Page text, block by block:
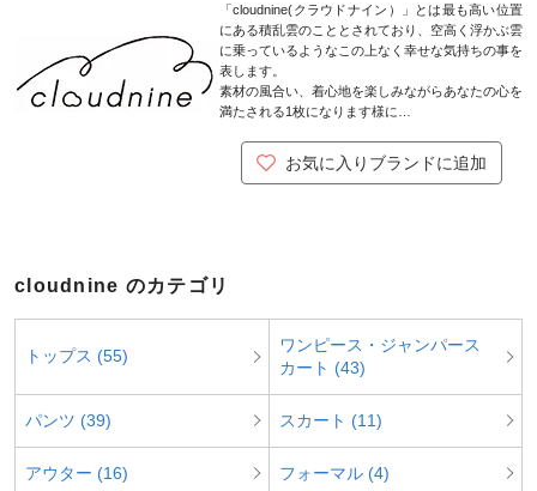
「cloudnine(クラウドナイン）」とは最も高い位置
にある積乱雲のこととされており、空高く浮かぶ雲
に乗っているようなこの上なく幸せな気持ちの事を
表します。
素材の風合い、着心地を楽しみながらあなたの心を
満たされる1枚になります様に…
お気に入りブランドに追加
cloudnine のカテゴリ
トップス (55)
ワンピース・ジャンパース
カート (43)
パンツ (39) スカート (11)
アウター (16) フォーマル (4)